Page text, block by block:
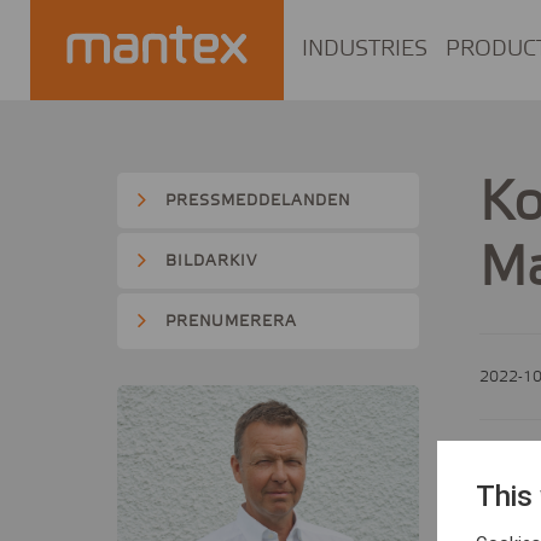
INDUSTRIES
2022-
Vid
PRESSMEDDELANDEN
BILDARKIV
PRENUMERERA
This